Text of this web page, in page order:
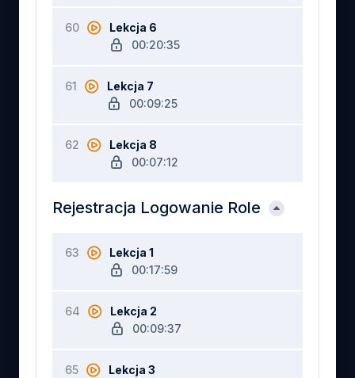
60
Lekcja 6
00:20:35
61
Lekcja 7
00:09:25
62
Lekcja 8
00:07:12
Rejestracja Logowanie Role
63
Lekcja 1
00:17:59
64
Lekcja 2
00:09:37
65
Lekcja 3